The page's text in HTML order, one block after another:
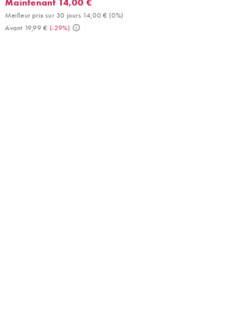
Maintenant 14,00 €. Meilleur prix sur 30 jours 14,00 € (0%).
Maintenant 14,00 €
Meilleur prix sur 30 jours 14,00 € (0%)
Avant 19,99 € (-29%)